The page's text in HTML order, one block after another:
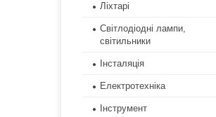
Ліхтарі
Світлодіодні лампи,
світильники
Інсталяція
Електротехніка
Інструмент